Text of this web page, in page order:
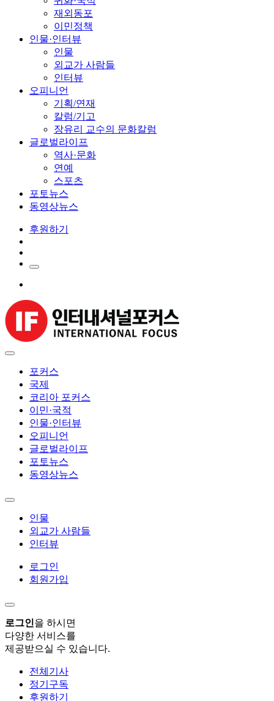
재외동포
이민정책
인물·인터뷰
인물
외교가 사람들
인터뷰
오피니언
기획/연재
칼럼/기고
장유리 교수의 문화칼럼
글로벌라이프
역사·문화
연예
스포츠
포토뉴스
동영상뉴스
후원하기
포커스
국제
코리아 포커스
이민·국적
인물·인터뷰
오피니언
글로벌라이프
포토뉴스
동영상뉴스
인물
외교가 사람들
인터뷰
로그인
회원가입
로그인을 하시면
다양한 서비스를
제공받으실 수 있습니다.
전체기사
정기구독
후원하기